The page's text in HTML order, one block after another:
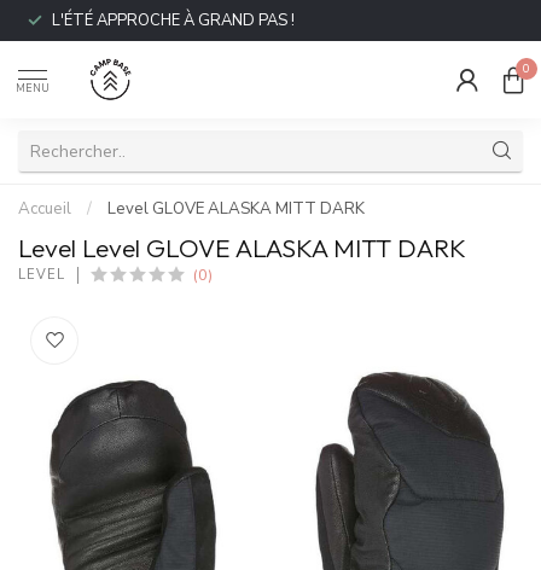
L'ÉTÉ APPROCHE À GRAND PAS !
MENU
0
Accueil / Level GLOVE ALASKA MITT DARK
Level Level GLOVE ALASKA MITT DARK
LEVEL (0)